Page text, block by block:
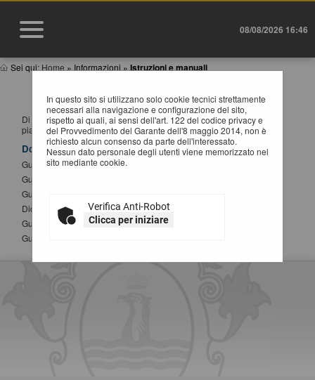
08/08/2026 16:46
Sei qui: Home » Informazioni » Istruzioni e manuali
In questo sito si utilizzano solo cookie tecnici strettamente
necessari alla navigazione e configurazione del sito,
rispetto ai quali, ai sensi dell'art. 122 del codice privacy e
del Provvedimento del Garante dell'8 maggio 2014, non è
richiesto alcun consenso da parte dell'interessato.
Nessun dato personale degli utenti viene memorizzato nel
sito mediante cookie.
Verifica Anti-Robot
Clicca per iniziare
ISTRUZIONI E MANUALI
Di seguito si riportano i manuali di supporto per operare con la
piattaforma telematica dell'Ente.
Documenti
Guida alla registrazione al portale
Guida alla presentazione di un offerta telematica
Guida all'iscrizione agli elenchi operatori economici
Dichiarazione sostitutiva atto notorio modifica SPID
Guida alla compilazione del DGUE elettronico
Guida alla presentazione di Affidamenti Diretti